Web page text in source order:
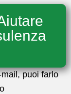
puoi farlo